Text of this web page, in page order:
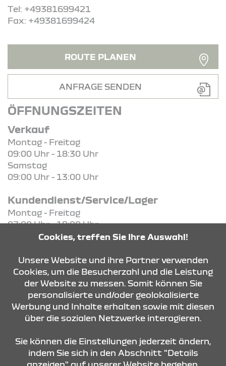
Tel: +49381699421
Fax: +49381699424
ROUTE PLANEN
ANFRAGE SENDEN
ÖFFNUNGSZEITEN
Verkauf
Montag - Freitag
09:00 Uhr - 18:30 Uhr
Samstag
09:00 Uhr - 13:00 Uhr
Kundendienst/Service/Lager
Montag - Freitag
07:00 Uhr - 18:00 Uhr
KONTAKT & ANFAHRT
ÖFFNUNGSZEITEN
STANDORTE
Cookies, treffen Sie Ihre Auswahl!
Unsere Website und ihre Partner verwenden
Cookies, um die Besucherzahl und die Leistung
der Website zu messen. Somit können Sie
personalisierte und/oder geolokalisierte
Werbung und Inhalte erhalten sowie mit diesen
über die sozialen Netzwerke interagieren.
Sie können die Einstellungen jederzeit ändern,
indem Sie sich in den Abschnitt "Details